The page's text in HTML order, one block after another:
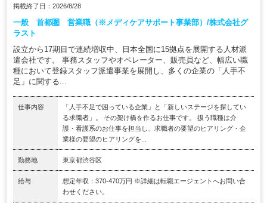
掲載終了日：2026/8/28
一般 首都圏 営業職（※メディケアサポート事業部）/株式会社グ
ラスト
設立から17期目で連続増収中、日本全国に15拠点を展開する人材派
遣会社です。 事務スタッフやオペレーター、販売員など、幅広い職
種において登録スタッフ派遣事業を展開し、多くの企業の「人手不
足」に関する...
仕事内容
「人手不足で困っている企業」と「新しいステージを探してい
る求職者」。 その架け橋を作るお仕事です。 扱う職種は介
護・看護系のお仕事を担当し、求職者の要望のヒアリング・企
業様の要望のヒアリングを...
勤務地 東京都渋谷区
給与
想定年収：370-470万円 ※詳細は転職エージェントへお問い合
わせください。